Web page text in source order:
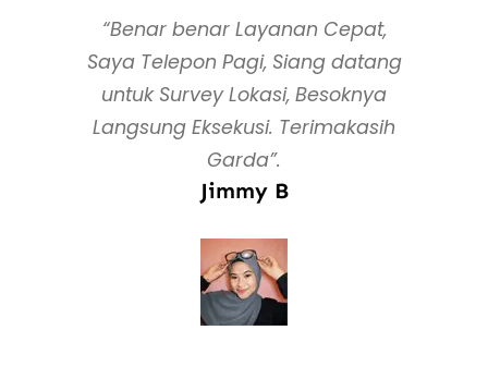
“Benar benar Layanan Cepat,
Saya Telepon Pagi, Siang datang
untuk Survey Lokasi, Besoknya
Langsung Eksekusi. Terimakasih
Garda”.
Jimmy B